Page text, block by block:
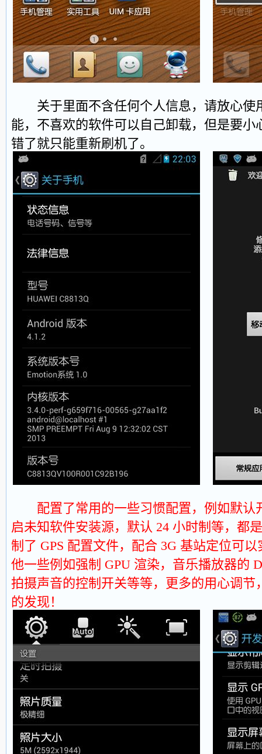
关于里面不含任何个人信息，请放心使
能，不喜欢的软件可以自己卸载，但是要小
错了就只能重新刷机了。
配置了常用的一些习惯配置，例如默认
启未知软件安装源，默认 24 小时制等，都
制了 GPS 配置文件，配合 3G 基站定位可
他一些例如强制 GPU 渲染，音乐播放器的
拍摄声音的控制开关等等，更多的用心调节
的发现！